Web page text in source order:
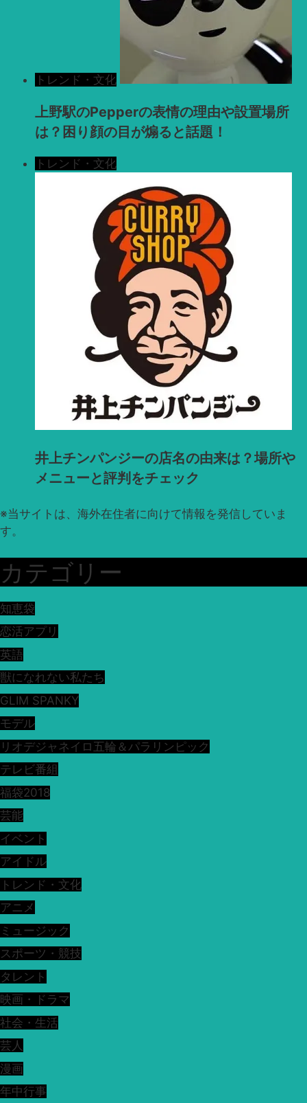
トレンド・文化
上野駅のPepperの表情の理由や設置場所
は？困り顔の目が煽ると話題！
トレンド・文化
井上チンパンジーの店名の由来は？場所や
メニューと評判をチェック
※当サイトは、海外在住者に向けて情報を発信していま
す。
カテゴリー
知恵袋
恋活アプリ
英語
獣になれない私たち
GLIM SPANKY
モデル
リオデジャネイロ五輪＆パラリンピック
テレビ番組
福袋2018
芸能
イベント
アイドル
トレンド・文化
アニメ
ミュージック
スポーツ・競技
タレント
映画・ドラマ
社会・生活
芸人
漫画
年中行事